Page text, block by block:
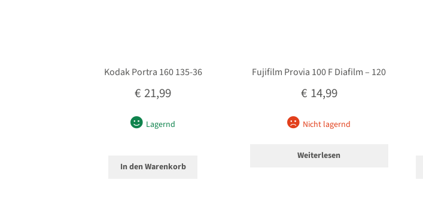
Kodak Portra 160 135-36
€ 21,99
Lagernd
In den Warenkorb
Fujifilm Provia 100 F Diafilm – 120
€ 14,99
Nicht lagernd
Weiterlesen